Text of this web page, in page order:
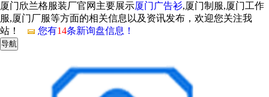
厦门欣兰格服装厂官网主要展示厦门广告衫,厦门制服,厦门工作
服,厦门厂服等方面的相关信息以及资讯发布，欢迎您关注我
站！
您有14条新询盘信息！
导航